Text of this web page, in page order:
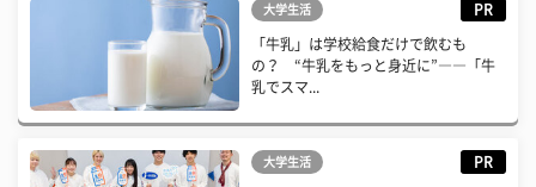
大学生活 PR
「牛乳」は学校給食だけで飲むも
の？ “牛乳をもっと身近に”――「牛
乳でスマ...
大学生活 PR